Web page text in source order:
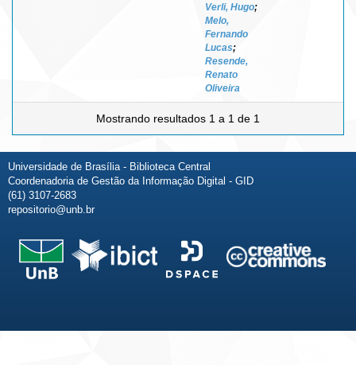
Verli, Hugo;
Melo,
Fernando
Lucas;
Resende,
Renato
Oliveira
Mostrando resultados 1 a 1 de 1
Universidade de Brasília - Biblioteca Central
Coordenadoria de Gestão da Informação Digital - GID
(61) 3107-2683
repositorio@unb.br